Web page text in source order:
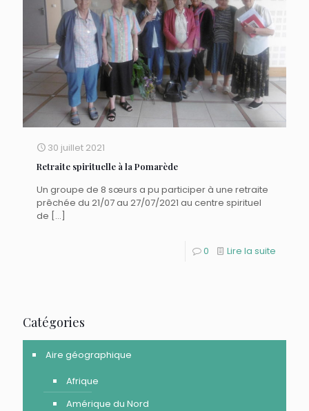
30 juillet 2021
Retraite spirituelle à la Pomarède
Un groupe de 8 sœurs a pu participer à une retraite
prêchée du 21/07 au 27/07/2021 au centre spirituel
de […]
0 Lire la suite
Catégories
Aire géographique
Afrique
Amérique du Nord